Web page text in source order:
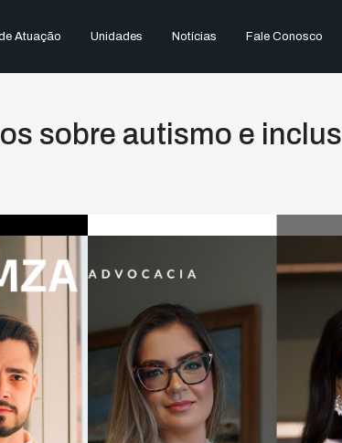
Atuação Unidades Notícias Fale Conosco
sobre autismo e